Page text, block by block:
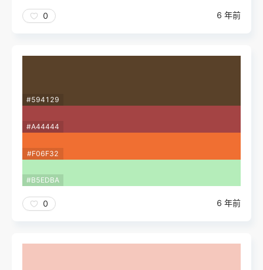
0 6 年前
#594129
#A44444
#F06F32
#B5EDBA
0 6 年前